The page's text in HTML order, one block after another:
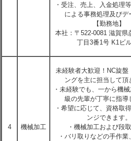
・受注、売上、入金処理
による事務処理及びデ
【勤務地】
本社：〒522-0081 滋賀県
丁目3番1号 K1ビ
4 機械加工
未経験者大歓迎！NC旋盤
ングを主に担当して頂
・未経験でも、一から機
級の先輩が丁寧に指導
・希望に応じて、資格取
ンジできます。
・機械加工および段
・バリ取りなどの手作業